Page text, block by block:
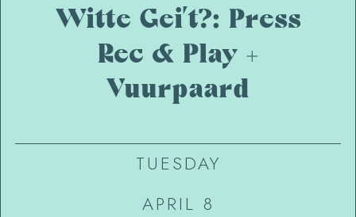
Witte Gei’t?: Press
Rec & Play +
Vuurpaard
TUESDAY
APRIL 8